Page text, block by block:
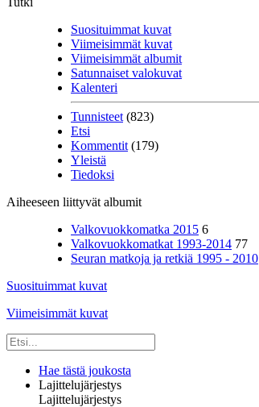
Suosituimmat kuvat
Viimeisimmät kuvat
Viimeisimmät albumit
Satunnaiset valokuvat
Kalenteri
Tunnisteet (823)
Etsi
Kommentit (179)
Yleistä
Tiedoksi
Aiheeseen liittyvät albumit
Valkovuokkomatka 2015 6
Valkovuokkomatkat 1993-2014 77
Seuran matkoja ja retkiä 1995 - 2010
Suosituimmat kuvat
Viimeisimmät kuvat
Hae tästä joukosta
Lajittelujärjestys
Lajittelujärjestys